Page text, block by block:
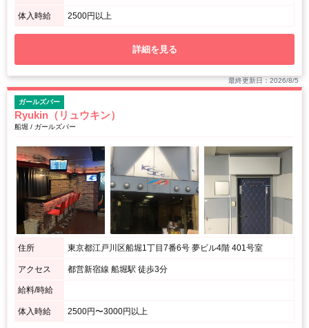
体入時給 2500円以上
詳細を見る
最終更新日：2026/8/5
ガールズバー
Ryukin（リュウキン）
船堀 / ガールズバー
住所 東京都江戸川区船堀1丁目7番6号 夢ビル4階 401号室
アクセス 都営新宿線 船堀駅 徒歩3分
給料/時給
体入時給 2500円〜3000円以上